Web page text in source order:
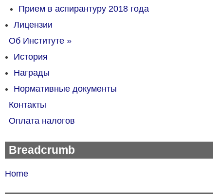
Прием в аспирантуру 2018 года
Лицензии
Об Институте »
История
Награды
Нормативные документы
Контакты
Оплата налогов
Breadcrumb
Home